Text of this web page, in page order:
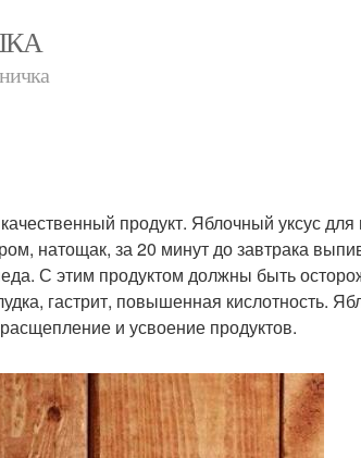
продукт. Яблочный уксус
натощак, за 20 минут до завтрака
С этим продуктом должны быть
гастрит, повышенная кислотность.
и усвоение продуктов.